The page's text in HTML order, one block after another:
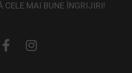
CELE MAI BUNE ÎNGRIJIRI!